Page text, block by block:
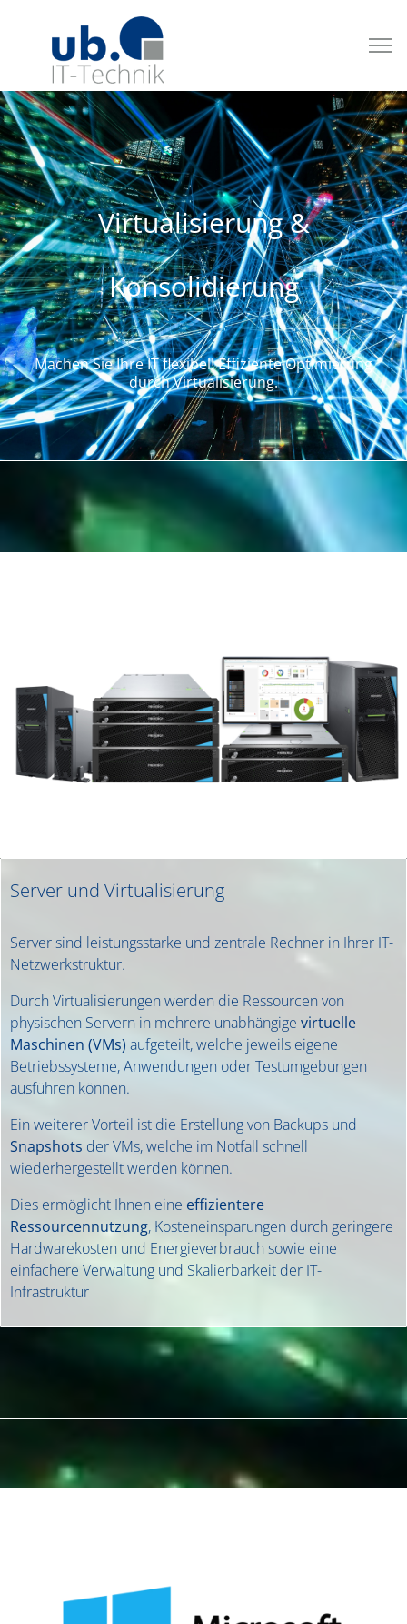
Virtualisierung &
Konsolidierung
Machen Sie Ihre IT flexibel! Effiziente Optimierung
durch Virtualisierung.
Server und Virtualisierung
Server sind leistungsstarke und zentrale Rechner in Ihrer IT-
Netzwerkstruktur.
Durch Virtualisierungen werden die Ressourcen von
physischen Servern in mehrere unabhängige virtuelle
Maschinen (VMs) aufgeteilt, welche jeweils eigene
Betriebssysteme, Anwendungen oder Testumgebungen
ausführen können.
Ein weiterer Vorteil ist die Erstellung von Backups und
Snapshots der VMs, welche im Notfall schnell
wiederhergestellt werden können.
Dies ermöglicht Ihnen eine effizientere
Ressourcennutzung, Kosteneinsparungen durch geringere
Hardwarekosten und Energieverbrauch sowie eine
einfachere Verwaltung und Skalierbarkeit der IT-
Infrastruktur​